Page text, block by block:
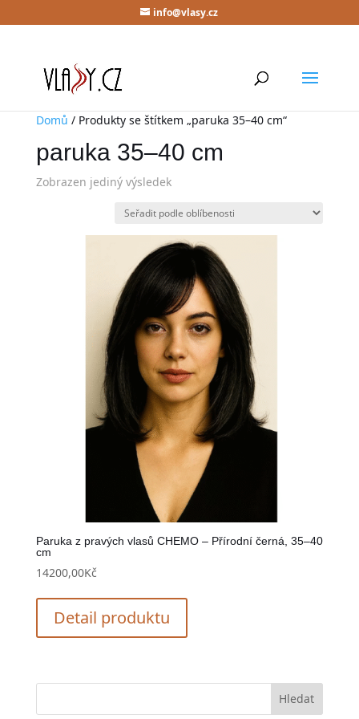
info@vlasy.cz
Domů / Produkty se štítkem „paruka 35–40 cm“
paruka 35–40 cm
Zobrazen jediný výsledek
Paruka z pravých vlasů CHEMO – Přírodní černá, 35–40
cm
14200,00Kč
Detail produktu